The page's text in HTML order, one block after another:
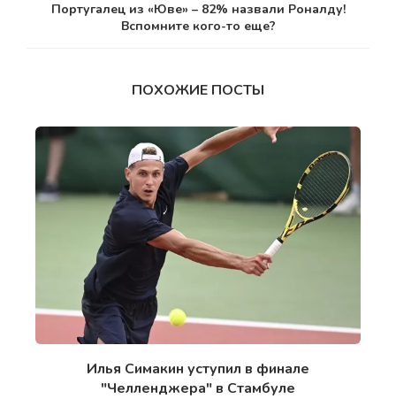
Португалец из «Юве» – 82% назвали Роналду!
Вспомните кого-то еще?
ПОХОЖИЕ ПОСТЫ
Илья Симакин уступил в финале
"Челленджера" в Стамбуле